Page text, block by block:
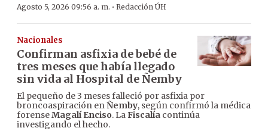
Agosto 5, 2026 09:56 a. m. · Redacción ÚH
Nacionales
Confirman asfixia de bebé de
tres meses que había llegado
sin vida al Hospital de Ñemby
El pequeño de 3 meses falleció por asfixia por
broncoaspiración enÑemby, según confirmó la médica
forenseMagalí Enciso. LaFiscalía continúa
investigando el hecho.